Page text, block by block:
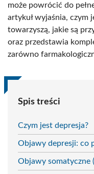
może powrócić do
artykuł wyjaśnia, czym
towarzyszą, jakie są
oraz przedstawia
zarówno
Spis treści
Czym jest depresja?
Objawy depresji: co
Objawy somatyczne